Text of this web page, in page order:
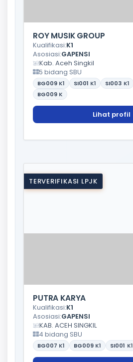
ROY MUSIK GROUP
Kualifikasi:K1
Asosiasi:GAPENSI
Kab. Aceh Singkil
5 bidang SBU
BG009 K1 SI001 K1 SI003 K1
BG009 K
Lihat profil
TERVERIFIKASI LPJK
PUTRA KARYA
Kualifikasi:K1
Asosiasi:GAPENSI
KAB. ACEH SINGKIL
4 bidang SBU
BG007 K1 BG009 K1 SI001 K1